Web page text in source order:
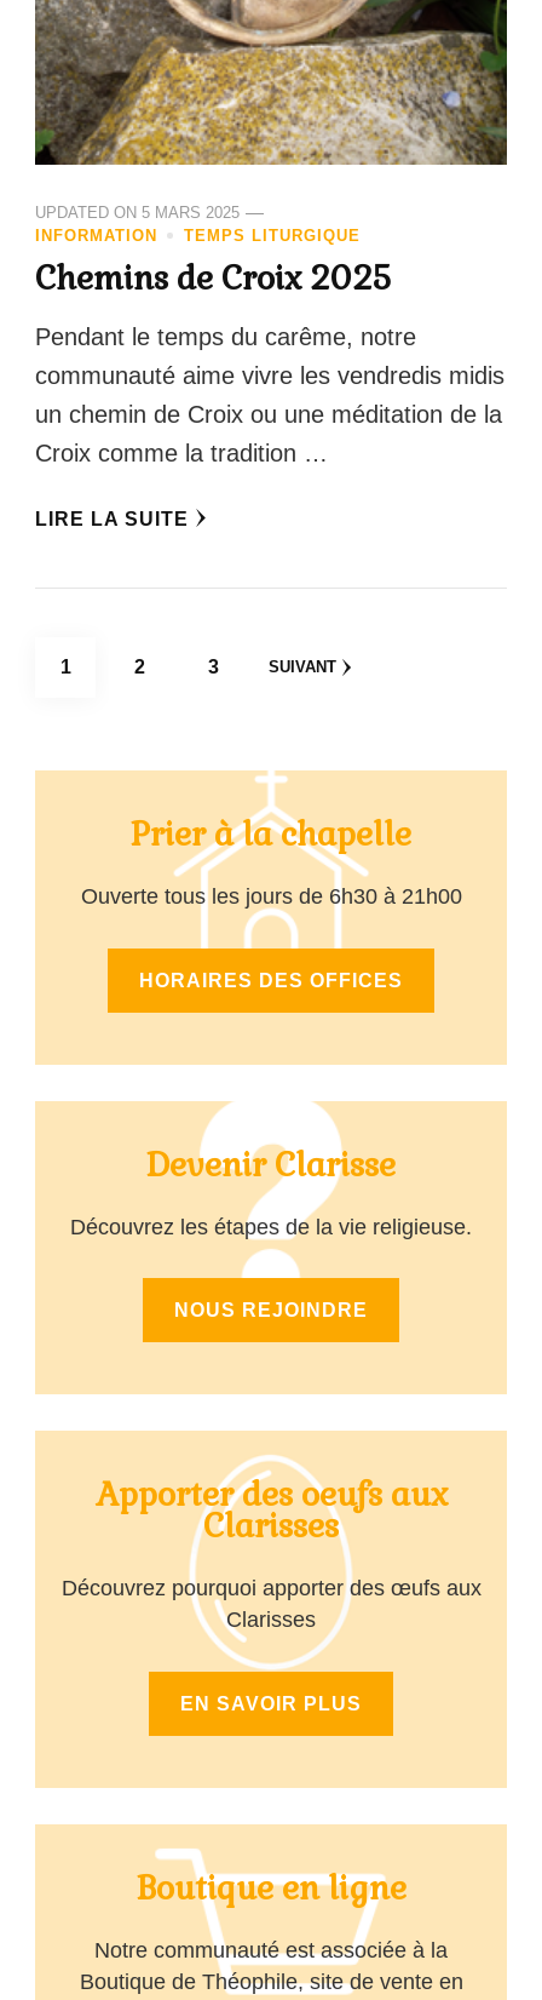
UPDATED ON 5 MARS 2025
INFORMATION
TEMPS LITURGIQUE
Chemins de Croix 2025
Pendant le temps du carême, notre
communauté aime vivre les vendredis midis
un chemin de Croix ou une méditation de la
Croix comme la tradition …
LIRE LA SUITE
Pagination
publications
PAGE
1 PAGE
2 PAGE
3 SUIVANT
Prier à la chapelle
Ouverte tous les jours de 6h30 à 21h00
HORAIRES DES OFFICES
Devenir Clarisse
Découvrez les étapes de la vie religieuse.
NOUS REJOINDRE
Apporter des oeufs aux
Clarisses
Découvrez pourquoi apporter des œufs aux
Clarisses
EN SAVOIR PLUS
Boutique en ligne
Notre communauté est associée à la
Boutique de Théophile, site de vente en